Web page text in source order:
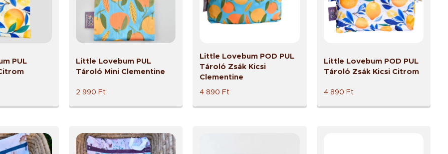
PUL
Little Lovebum PUL
Tároló Mini Clementine
2 990 Ft
Little Lovebum POD PUL
Tároló Zsák Kicsi
Clementine
4 890 Ft
Little Lovebum POD PUL
Tároló Zsák Kicsi Citrom
4 890 Ft